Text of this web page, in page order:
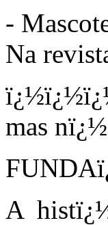
-
Na
mas
A